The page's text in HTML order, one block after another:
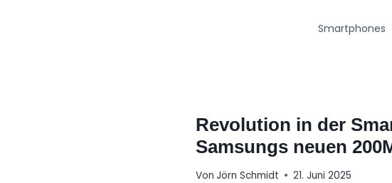
Smartphones
Revolution in der
Samsungs neuen
Von Jörn Schmidt 21. Juni 2025